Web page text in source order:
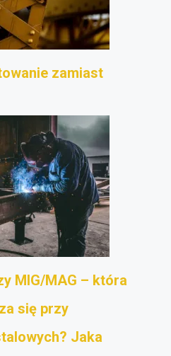
zamiast
MIG/MAG – która
się przy
Jaka